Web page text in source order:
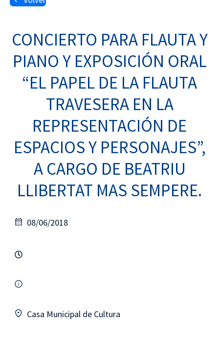
CONCIERTO PARA FLAUTA Y
PIANO Y EXPOSICIÓN ORAL
“EL PAPEL DE LA FLAUTA
TRAVESERA EN LA
REPRESENTACIÓN DE
ESPACIOS Y PERSONAJES”,
A CARGO DE BEATRIU
LLIBERTAT MAS SEMPERE.
08/06/2018
Casa Municipal de Cultura